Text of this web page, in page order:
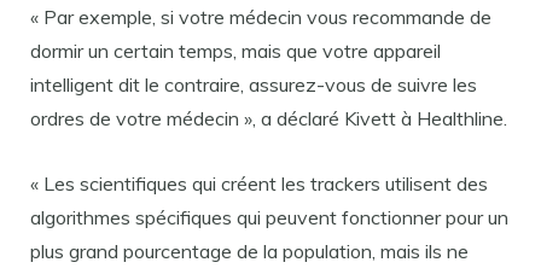
« Par exemple, si votre médecin vous recommande de
dormir un certain temps, mais que votre appareil
intelligent dit le contraire, assurez-vous de suivre les
ordres de votre médecin », a déclaré Kivett à Healthline.
« Les scientifiques qui créent les trackers utilisent des
algorithmes spécifiques qui peuvent fonctionner pour un
plus grand pourcentage de la population, mais ils ne